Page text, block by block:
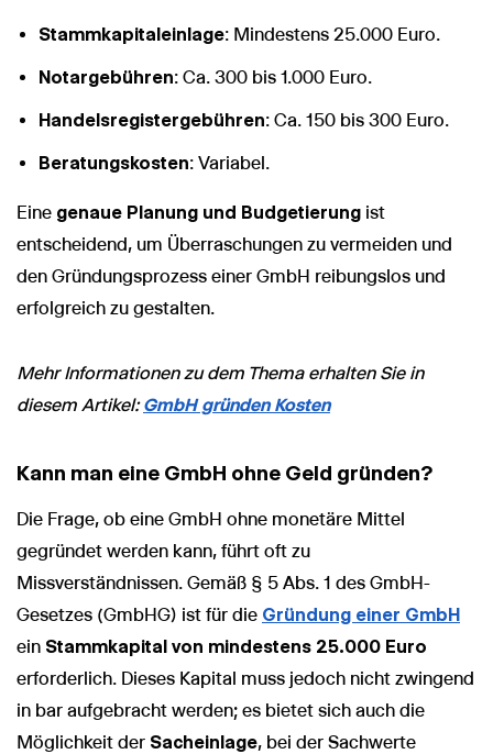
Stammkapitaleinlage: Mindestens 25.000 Euro.
Notargebühren: Ca. 300 bis 1.000 Euro.
Handelsregistergebühren: Ca. 150 bis 300 Euro.
Beratungskosten: Variabel.
Eine genaue Planung und Budgetierung ist
entscheidend, um Überraschungen zu vermeiden und
den Gründungsprozess einer GmbH reibungslos und
erfolgreich zu gestalten.
Mehr Informationen zu dem Thema erhalten Sie in
diesem Artikel:GmbH gründen Kosten
Kann man eine GmbH ohne Geld gründen?
Die Frage, ob eine GmbH ohne monetäre Mittel
gegründet werden kann, führt oft zu
Missverständnissen. Gemäß § 5 Abs. 1 des GmbH-
Gesetzes (GmbHG) ist für die Gründung einer GmbH
ein Stammkapital von mindestens 25.000 Euro
erforderlich. Dieses Kapital muss jedoch nicht zwingend
in bar aufgebracht werden; es bietet sich auch die
Möglichkeit der Sacheinlage, bei der Sachwerte